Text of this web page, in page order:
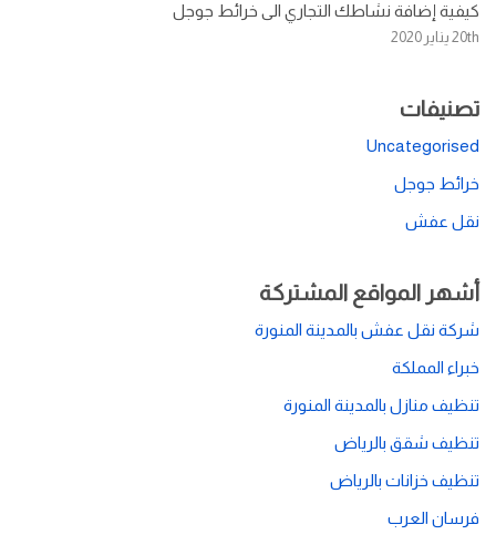
كيفية إضافة نشاطك التجاري الى خرائط جوجل
20th يناير 2020
تصنيفات
Uncategorised
خرائط جوجل
نقل عفش
أشهر المواقع المشتركة
شركة نقل عفش بالمدينة المنورة
خبراء المملكة
تنظيف منازل بالمدينة المنورة
تنظيف شقق بالرياض
تنظيف خزانات بالرياض
فرسان العرب